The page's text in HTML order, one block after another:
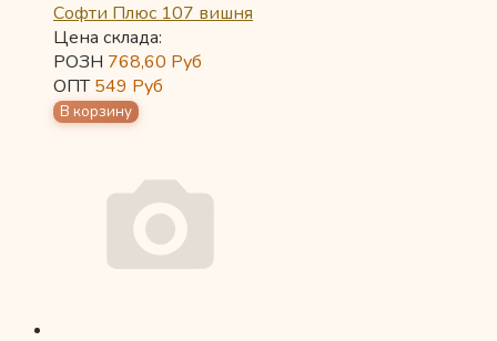
Софти Плюс 107 вишня
Цена склада:
РОЗН 768,60 Руб
ОПТ549 Руб